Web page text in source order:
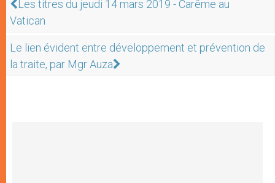
Les titres du jeudi 14 mars 2019 - Carême au
Vatican
Le lien évident entre développement et prévention de
la traite, par Mgr Auza